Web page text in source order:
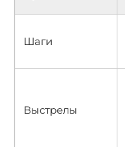
Шаги
Выстрелы